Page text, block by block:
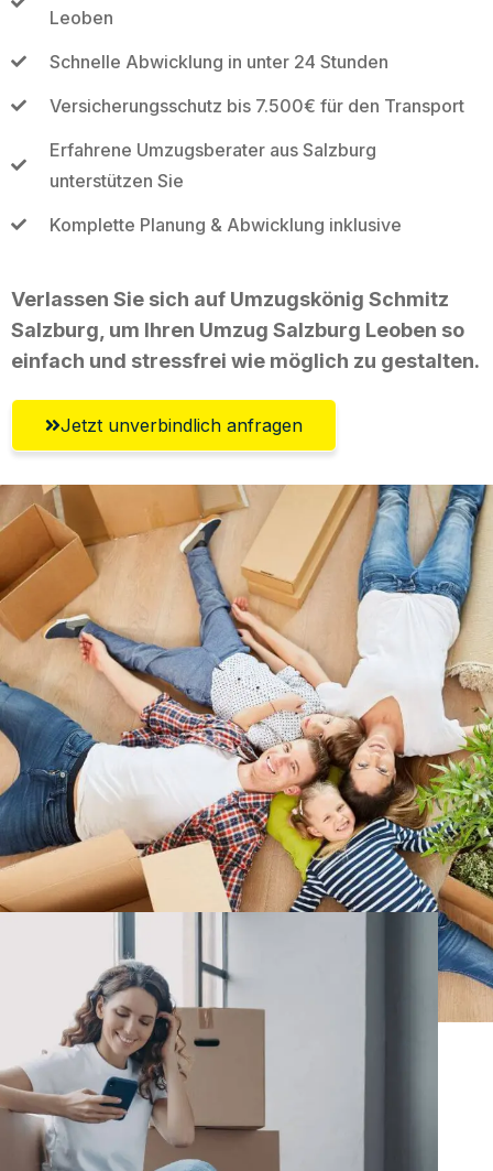
Leoben
Schnelle Abwicklung in unter 24 Stunden
Versicherungsschutz bis 7.500€ für den Transport
Erfahrene Umzugsberater aus Salzburg
unterstützen Sie
Komplette Planung & Abwicklung inklusive
Verlassen Sie sich auf Umzugskönig Schmitz
Salzburg, um Ihren Umzug Salzburg Leoben so
einfach und stressfrei wie möglich zu gestalten.
Jetzt unverbindlich anfragen